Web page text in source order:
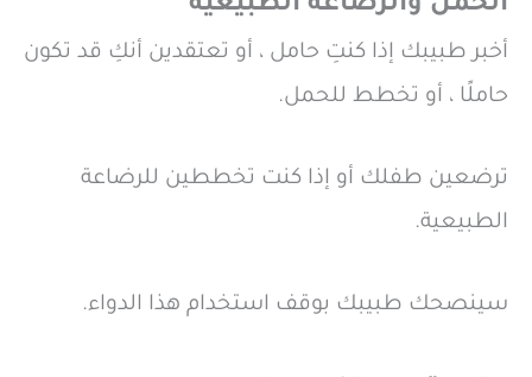
الحمل والرضاعة الطبيعية
أخبر طبيبك إذا كنتِ حامل ، أو تعتقدين أنكِ قد تكون
حاملًا ، أو تخطط للحمل.
ترضعين طفلك أو إذا كنت تخططين للرضاعة
الطبيعية.
سينصحك طبيبك بوقف استخدام هذا الدواء.